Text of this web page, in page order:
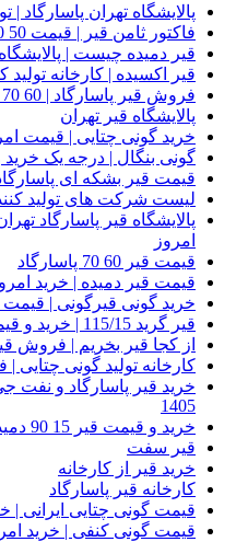
پالایشگاه تهران پاسارگاد | تولید
فاکتور ثامن قیر | قیمت 50 40 ثبت خرید امروز
قیر دمیده چیست | پالایشگاه
قیر اکسیده | کارخانه تولید
فروش قیر پاسارگاد | 60 70 خرید امروز از پالایشگاه تهران
پالایشگاه قیر تهران
خرید گونی چتایی | قیمت امروز 22 تیرماه
گونی بنگال | درجه یک
قیمت قیر بشکه ای
لیست شرکت های تولید
امروز
قیمت قیر 60 70 پاسارگاد
قیمت قیر دمیده | خرید امروز
خرید گونی قیرگونی | قیمت
قیر گرید 115/15 | خرید و قیمت روز
از کجا قیر بخریم | فروش قیر 60 70 پالایشگاه
کارخانه تولید گونی
خرید قیر پاسارگاد و نفت
1405
خرید و قیمت قیر 15 90 دمیده امروز
قیر سفت
خرید قیر از کارخانه
کارخانه قیر پاسارگاد
قیمت گونی چتایی ایرانی |
قیمت گونی کنفی | خرید